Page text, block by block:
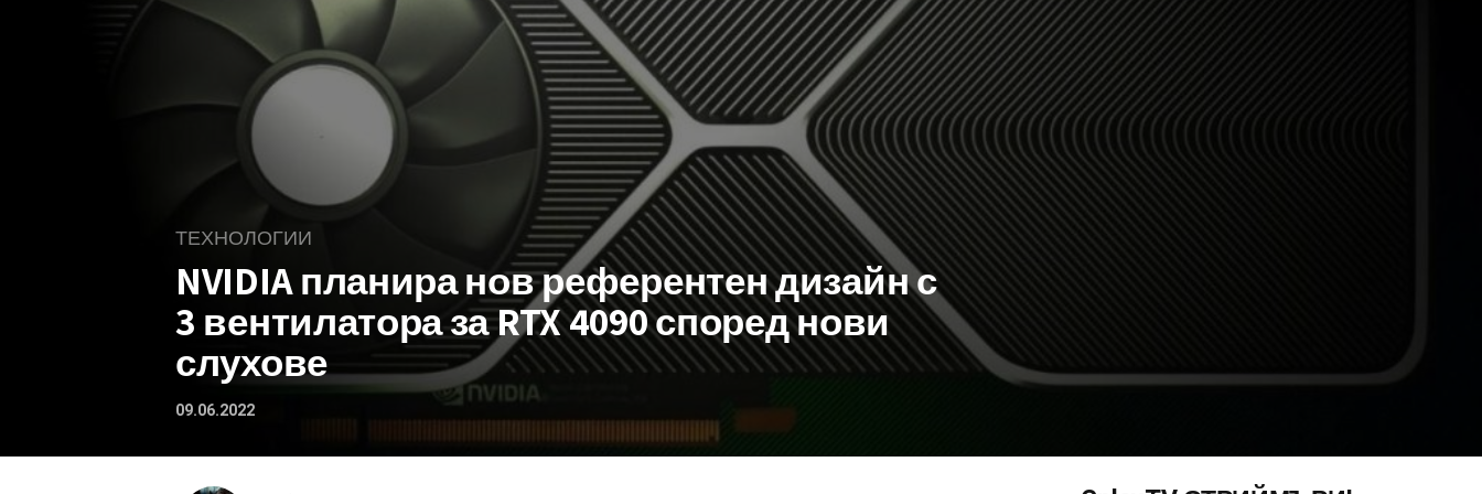
ТЕХНОЛОГИИ
NVIDIA планира нов референтен дизайн с
3 вентилатора за RTX 4090 според нови
слухове
09.06.2022